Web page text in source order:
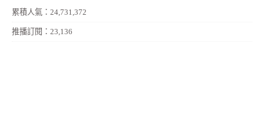
累積人氣：24,731,372
推播訂閱：23,136